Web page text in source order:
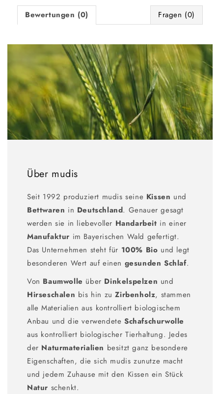
Bewertungen (0) Fragen (0)
Über mudis
Seit 1992 produziert mudis seine Kissen und
Bettwaren in Deutschland. Genauer gesagt
werden sie in liebevoller Handarbeit in einer
Manufaktur im Bayerischen Wald gefertigt.
Das Unternehmen steht für 100% Bio und legt
besonderen Wert auf einen gesunden Schlaf.
Von Baumwolle über Dinkelspelzen und
Hirseschalen bis hin zuZirbenholz, stammen
alle Materialien aus kontrolliert biologischem
Anbau und die verwendeteSchafschurwolle
aus kontrolliert biologischer Tierhaltung. Jedes
der Naturmaterialien besitzt ganz besondere
Eigenschaften, die sich mudis zunutze macht
und jedem Zuhause mit den Kissen ein Stück
Natur schenkt.